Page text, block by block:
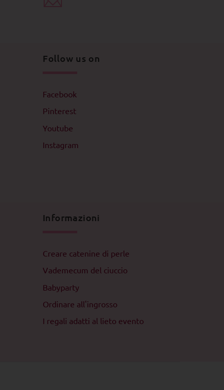
Follow us on
Facebook
Pinterest
Youtube
Instagram
Informazioni
Creare catenine di perle
Vademecum del ciuccio
Babyparty
Ordinare all'ingrosso
I regali adatti al lieto evento